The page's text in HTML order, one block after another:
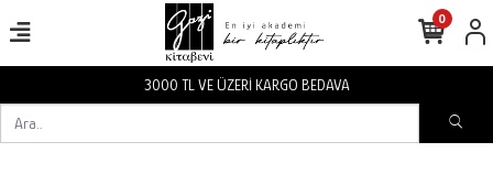
3000 TL VE ÜZERİ KARGO BEDAVA
0